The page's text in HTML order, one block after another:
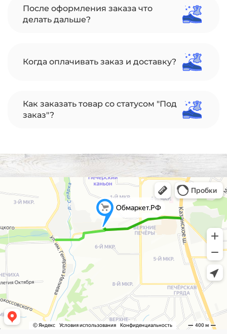
После оформления заказа что
делать дальше?
Когда оплачивать заказ и доставку?
Как заказать товар со статусом "Под
заказ"?